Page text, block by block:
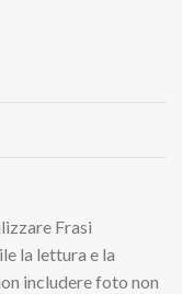
Frasi
la lettura e la
includere foto non